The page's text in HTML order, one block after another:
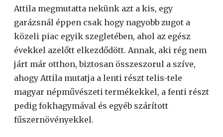
Attila megmutatta nekünk azt a kis, egy
garázsnál éppen csak hogy nagyobb zugot a
közeli piac egyik szegletében, ahol az egész
évekkel azelőtt elkezdődött. Annak, aki rég nem
járt már otthon, biztosan összeszorul a szíve,
ahogy Attila mutatja a lenti részt telis-tele
magyar népművészeti termékekkel, a fenti részt
pedig fokhagymával és egyéb szárított
fűszernövényekkel.